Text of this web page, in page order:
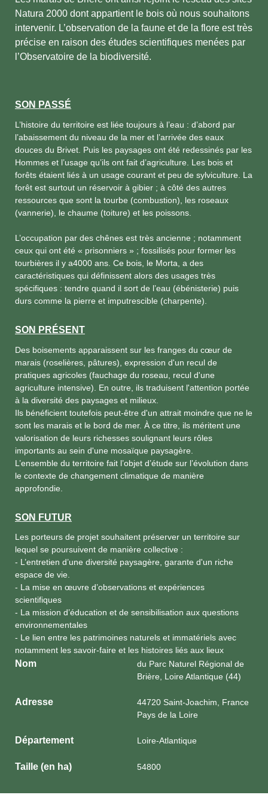
Natura 2000 dont appartient le bois où nous souhaitons
intervenir. L’observation de la faune et de la flore est très
précise en raison des études scientifiques menées par
l’Observatoire de la biodiversité.
SON PASSÉ
L’histoire du territoire est liée toujours à l’eau : d’abord par
l’abaissement du niveau de la mer et l’arrivée des eaux
douces du Brivet. Puis les paysages ont été redessinés par les
Hommes et l’usage qu’ils ont fait d’agriculture. Les bois et
forêts étaient liés à un usage courant et peu de sylviculture. La
forêt est surtout un réservoir à gibier ; à côté des autres
ressources que sont la tourbe (combustion), les roseaux
(vannerie), le chaume (toiture) et les poissons.
L’occupation par des chênes est très ancienne ; notamment
ceux qui ont été « prisonniers » ; fossilisés pour former les
tourbières il y a4000 ans. Ce bois, le Morta, a des
caractéristiques qui définissent alors des usages très
spécifiques : tendre quand il sort de l’eau (ébénisterie) puis
durs comme la pierre et imputrescible (charpente).
SON PRÉSENT
Des boisements apparaissent sur les franges du cœur de
marais (roselières, pâtures), expression d'un recul de
pratiques agricoles (fauchage du roseau, recul d'une
agriculture intensive). En outre, ils traduisent l'attention portée
à la diversité des paysages et milieux.
Ils bénéficient toutefois peut-être d'un attrait moindre que ne le
sont les marais et le bord de mer. À ce titre, ils méritent une
valorisation de leurs richesses soulignant leurs rôles
importants au sein d'une mosaïque paysagère.
L’ensemble du territoire fait l’objet d’étude sur l’évolution dans
le contexte de changement climatique de manière
approfondie.
SON FUTUR
Les porteurs de projet souhaitent préserver un territoire sur
lequel se poursuivent de manière collective :
- L’entretien d’une diversité paysagère, garante d'un riche
espace de vie.
- La mise en œuvre d’observations et expériences
scientifiques
- La mission d’éducation et de sensibilisation aux questions
environnementales
- Le lien entre les patrimoines naturels et immatériels avec
notamment les savoir-faire et les histoires liés aux lieux
Nom
du Parc Naturel Régional de
Brière, Loire Atlantique (44)
Adresse
44720 Saint-Joachim, France
Pays de la Loire
Département Loire-Atlantique
Taille (en ha) 54800